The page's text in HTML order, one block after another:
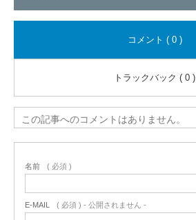
コメント ( 0 )
トラックバック ( 0 )
この記事へのコメントはありません。
名前 ( 必須 )
E-MAIL ( 必須 ) - 公開されません -